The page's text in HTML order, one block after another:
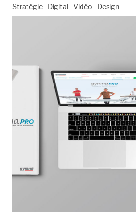
Stratégie Digital Vidéo Design